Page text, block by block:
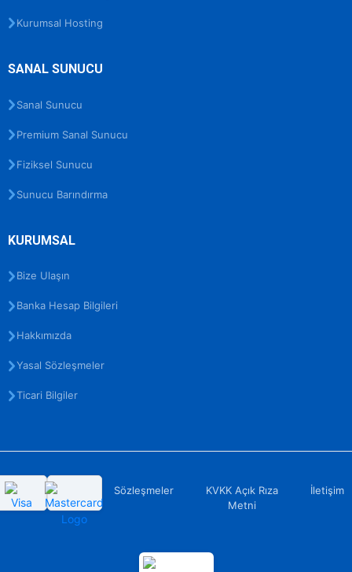
Kurumsal Hosting
SANAL SUNUCU
Sanal Sunucu
Premium Sanal Sunucu
Fiziksel Sunucu
Sunucu Barındırma
KURUMSAL
Bize Ulaşın
Banka Hesap Bilgileri
Hakkımızda
Yasal Sözleşmeler
Ticari Bilgiler
Sözleşmeler
KVKK Açık Rıza
Metni
İletişim